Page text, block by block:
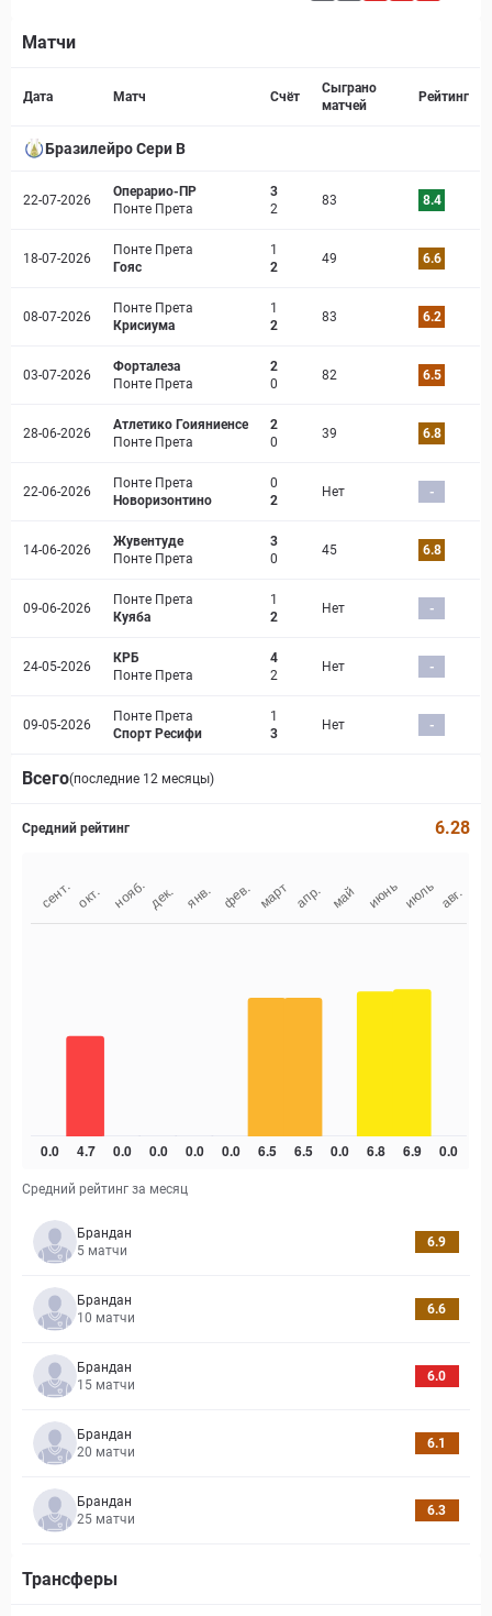
Матчи
Дата Матч Счёт
Сыграно
матчей
Рейтинг
Бразилейро Сери B
22-07-2026
Операрио-ПР
Понте Прета
3
2
83 8.4
18-07-2026
Понте Прета
Гояс
1
2
49 6.6
08-07-2026
Понте Прета
Крисиума
1
2
83 6.2
03-07-2026
Форталеза
Понте Прета
2
0
82 6.5
28-06-2026
Атлетико Гоияниенсе
Понте Прета
2
0
39 6.8
22-06-2026
Понте Прета
Новоризонтино
0
2
Нет -
14-06-2026
Жувентуде
Понте Прета
3
0
45 6.8
09-06-2026
Понте Прета
Куяба
1
2
Нет -
24-05-2026
КРБ
Понте Прета
4
2
Нет -
09-05-2026
Понте Прета
Спорт Ресифи
1
3
Нет -
Всего(последние 12 месяцы)
Средний рейтинг 6.28
Средний рейтинг за месяц
Брандан
5 матчи
6.9
Брандан
10 матчи
6.6
Брандан
15 матчи
6.0
Брандан
20 матчи
6.1
Брандан
25 матчи
6.3
Трансферы